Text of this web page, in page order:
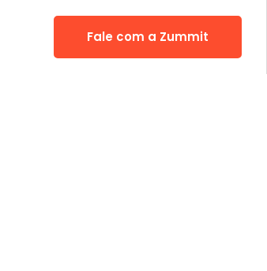
Fale com a Zummit